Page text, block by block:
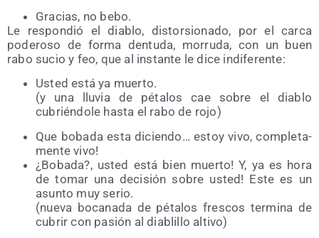
Gra­cias, no bebo.
Le res­pon­dió el dia­blo, dis­tor­sio­na­do, por el car­ca
pode­ro­so de for­ma den­tu­da, morru­da, con un buen
rabo sucio y feo, que al ins­tan­te le dice indiferente:
Usted está ya muer­to.
(y una llu­via de péta­los cae sobre el dia­blo
cubrién­do­le has­ta el rabo de rojo)
Que boba­da esta dicien­do… estoy vivo, com­ple­ta­
men­te vivo!
¿Boba­da?, usted está bien muer­to! Y, ya es hora
de tomar una deci­sión sobre usted! Este es un
asun­to muy serio.
(nue­va boca­na­da de péta­los fres­cos ter­mi­na de
cubrir con pasión al dia­bli­llo altivo)